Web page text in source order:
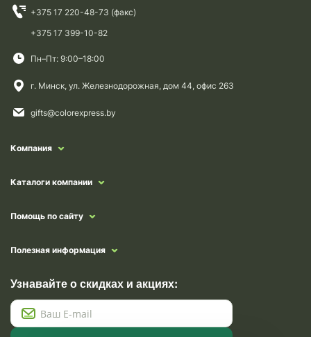
+375 17 220-48-73 (факс)
+375 17 399-10-82
Пн–Пт: 9:00–18:00
г. Минск, ул. Железнодорожная, дом 44, офис 263
gifts@colorexpress.by
Компания
Каталоги компании
Помощь по сайту
Полезная информация
Узнавайте о скидках и акциях: